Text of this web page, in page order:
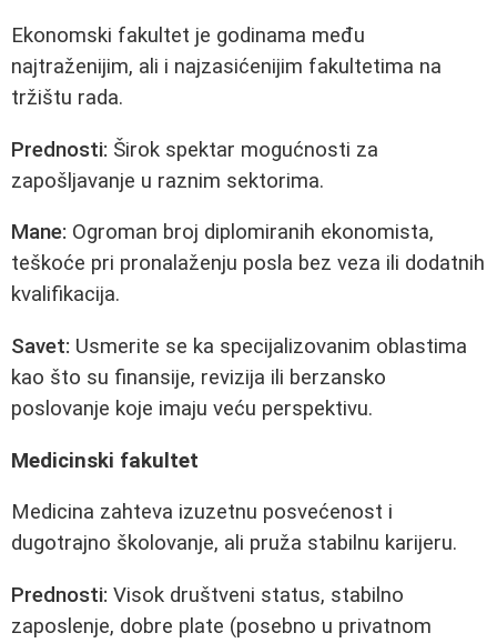
Ekonomski fakultet je godinama među
najtraženijim, ali i najzasićenijim fakultetima na
tržištu rada.
Prednosti: Širok spektar mogućnosti za
zapošljavanje u raznim sektorima.
Mane: Ogroman broj diplomiranih ekonomista,
teškoće pri pronalaženju posla bez veza ili dodatnih
kvalifikacija.
Savet: Usmerite se ka specijalizovanim oblastima
kao što su finansije, revizija ili berzansko
poslovanje koje imaju veću perspektivu.
Medicinski fakultet
Medicina zahteva izuzetnu posvećenost i
dugotrajno školovanje, ali pruža stabilnu karijeru.
Prednosti: Visok društveni status, stabilno
zaposlenje, dobre plate (posebno u privatnom